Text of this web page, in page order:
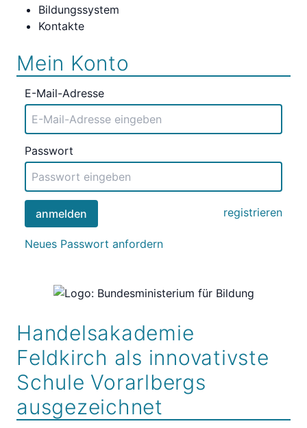
Bildungssystem
Kontakte
Mein Konto
E-Mail-Adresse
Passwort
anmelden registrieren
Neues Passwort anfordern
Handelsakademie
Feldkirch als innovativste
Schule Vorarlbergs
ausgezeichnet